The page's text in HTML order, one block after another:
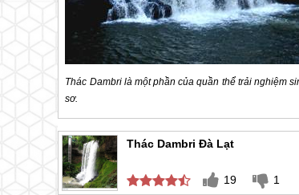
Thác Dambri là một phần của quần thể trải nghiệm
sơ.
Thác Dambri Đà Lạt
19 1